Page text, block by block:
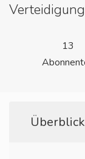
Verteidigung
13
Überblick